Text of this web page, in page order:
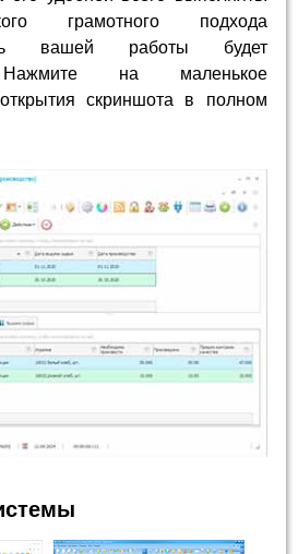
грамотного подхода
вашей работы будет
Нажмите на маленькое
скриншота в полном